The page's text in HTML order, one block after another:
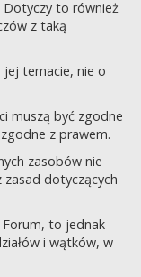
Dotyczy to również
z taką
jej temacie, nie o
muszą być zgodne
z prawem.
zasobów nie
dotyczących
to jednak
i wątków, w